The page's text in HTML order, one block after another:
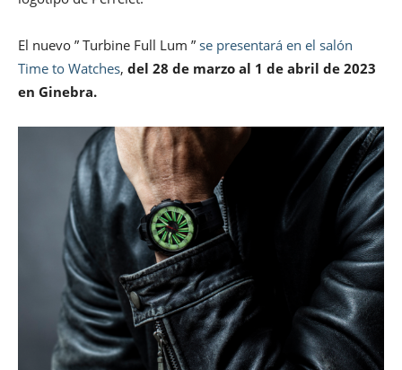
El nuevo ” Turbine Full Lum ” se presentará en el salón
Time to Watches, del 28 de marzo al 1 de abril de 2023
en Ginebra.